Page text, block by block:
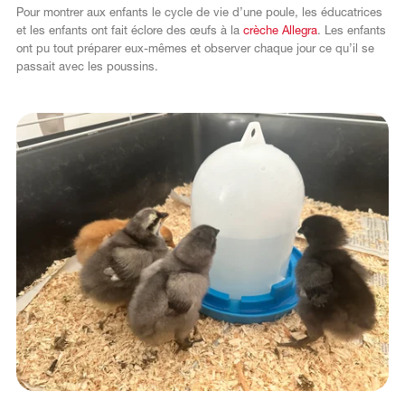
Pour montrer aux enfants le cycle de vie d’une poule, les éducatrices
et les enfants ont fait éclore des œufs à la crèche Allegra. Les enfants
ont pu tout préparer eux-mêmes et observer chaque jour ce qu’il se
passait avec les poussins.